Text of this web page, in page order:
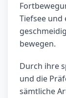
Tiefsee und
bewegen.
Durch ihre
und die
sämtliche